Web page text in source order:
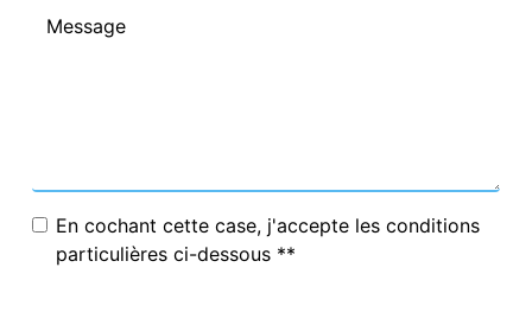
En cochant cette case, j'accepte les conditions
particulières ci-dessous **